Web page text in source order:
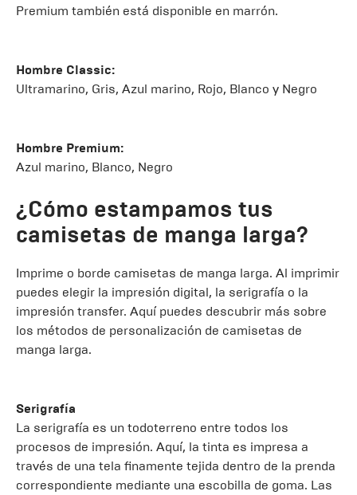
Premium también está disponible en marrón.
Hombre Classic:
Ultramarino, Gris, Azul marino, Rojo, Blanco y Negro
Hombre Premium:
Azul marino, Blanco, Negro
¿Cómo estampamos tus
camisetas de manga larga?
Imprime o borde camisetas de manga larga. Al imprimir
puedes elegir la impresión digital, la serigrafía o la
impresión transfer. Aquí puedes descubrir más sobre
los métodos de personalización de camisetas de
manga larga.
Serigrafía
La serigrafía es un todoterreno entre todos los
procesos de impresión. Aquí, la tinta es impresa a
través de una tela finamente tejida dentro de la prenda
correspondiente mediante una escobilla de goma. Las